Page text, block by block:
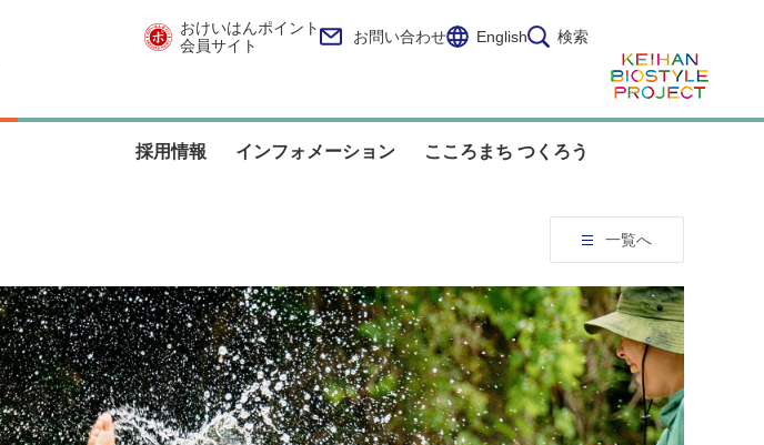
おけいはんポイント
会員サイト
お問い合わせ English 検索
採用情報 インフォメーション こころまち つくろう
一覧へ